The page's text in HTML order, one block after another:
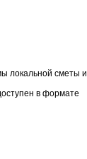
локальной сметы и
в формате